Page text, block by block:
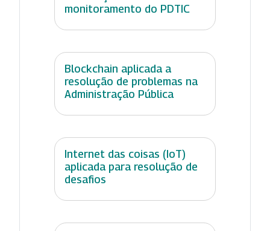
monitoramento do PDTIC
Blockchain aplicada a
resolução de problemas na
Administração Pública
Internet das coisas (IoT)
aplicada para resolução de
desafios